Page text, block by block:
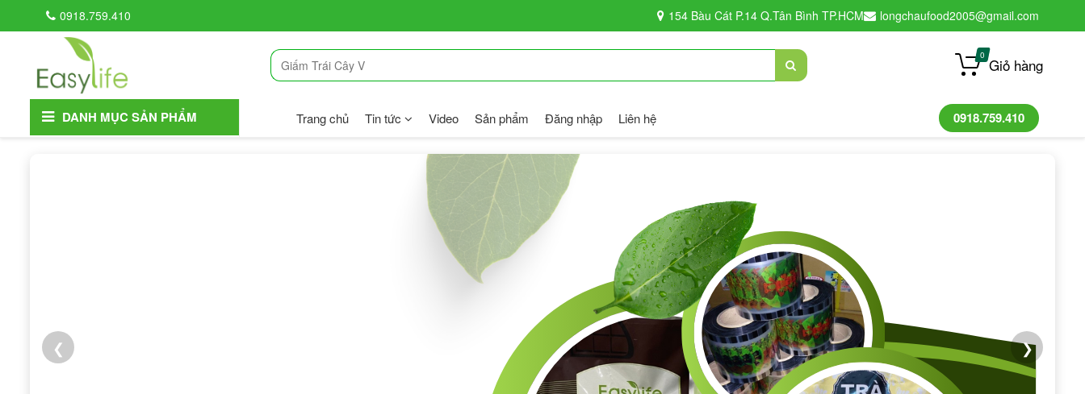
0918.759.410 154 Bàu Cát P.14 Q.Tân Bình TP.HCM longchaufood2005@gmail.com
0 Giỏ hàng
DANH MỤC SẢN PHẨM Trang chủ Tin tức Video Sản phẩm Đăng nhập Liên hệ 0918.759.410
❮ ❯